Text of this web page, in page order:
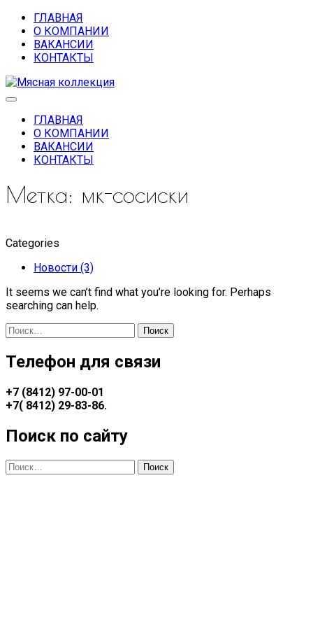
ГЛАВНАЯ
О КОМПАНИИ
ВАКАНСИИ
КОНТАКТЫ
ГЛАВНАЯ
О КОМПАНИИ
ВАКАНСИИ
КОНТАКТЫ
Метка: мк-сосиски
Categories
Новости (3)
It seems we can’t find what you’re looking for. Perhaps
searching can help.
Найти:
Телефон для связи
+7 (8412) 97-00-01
+7( 8412) 29-83-86.
Поиск по сайту
Найти: